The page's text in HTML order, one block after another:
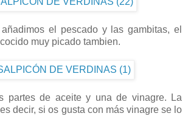
el pescado y las gambitas, el
muy picado tambien.
partes de aceite y una de vinagre. La
decir, si os gusta con más vinagre se lo